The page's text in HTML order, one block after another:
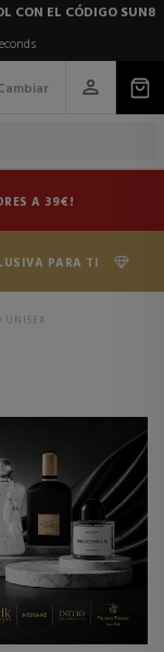
CON EL CÓDIGO SUN8
A 39€!
PARA TI
UNISEX